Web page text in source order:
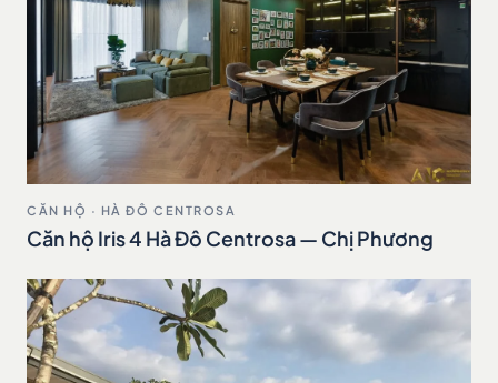
CĂN HỘ · HÀ ĐÔ CENTROSA
Căn hộ Iris 4 Hà Đô Centrosa — Chị Phương